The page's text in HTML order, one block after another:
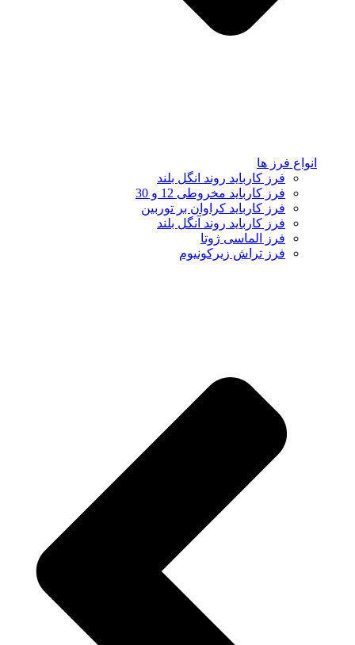
انواع فرز ها
فرز کارباید روند انگل بلند
فرز کارباید مخروطی 12 و 30
فرز کارباید کراوان بر توربین
فرز کارباید روند آنگل بلند
فرز الماسی ژوتا
فرز تراش زیرکونیوم